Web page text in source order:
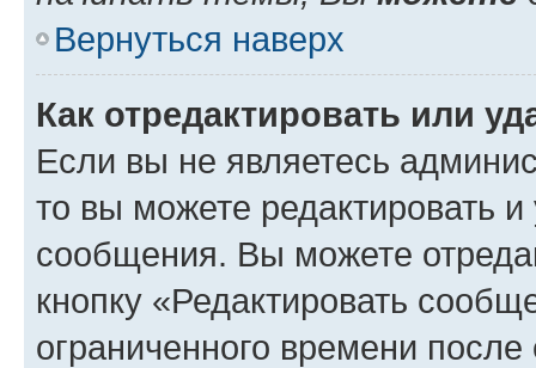
Вернуться наверх
Как отредактировать или
Если вы не являетесь
то вы можете редактировать
сообщения. Вы можете
кнопку «Редактировать
ограниченного времени